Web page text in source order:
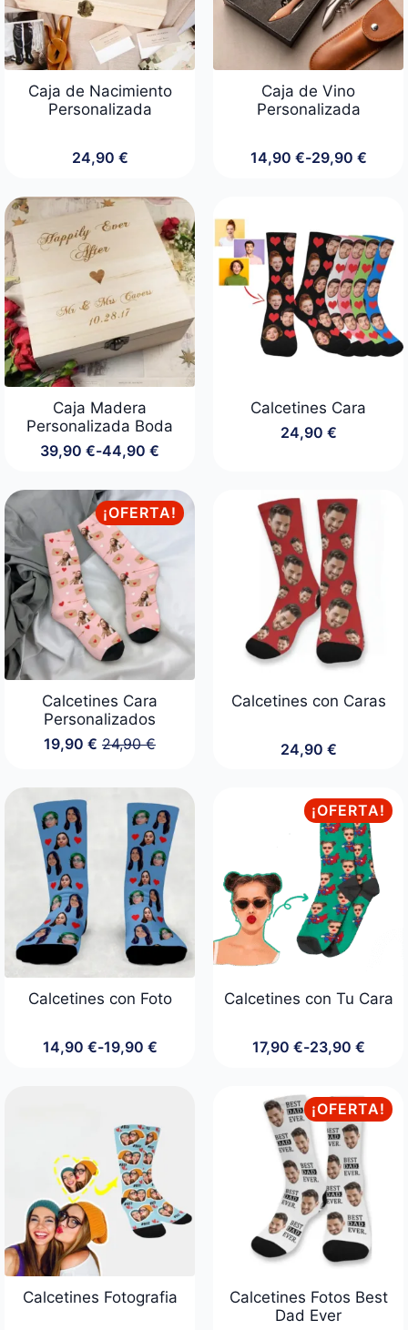
Caja de Nacimiento
Personalizada
24,90 €
Caja de Vino
Personalizada
14,90 €-29,90 €
Rango
14,90 €
hasta
29,90 €
Caja Madera
Personalizada Boda
39,90 €-44,90 €
Rango
precios:
desde
39,90 €
hasta
44,90 €
Calcetines Cara
24,90 €
¡OFERTA!
Calcetines Cara
Personalizados
24,90€
El
original
24,90 €.
19,90€ El
actual
19,90 €.
Calcetines con Caras
24,90 €
Calcetines con Foto
14,90 €-19,90 €
Rango
14,90 €
hasta
19,90 €
¡OFERTA!
Calcetines con Tu Cara
17,90 €-23,90 €
Rango
desde
17,90 €
hasta
23,90 €
Calcetines Fotografia
¡OFERTA!
Calcetines Fotos Best
Dad Ever